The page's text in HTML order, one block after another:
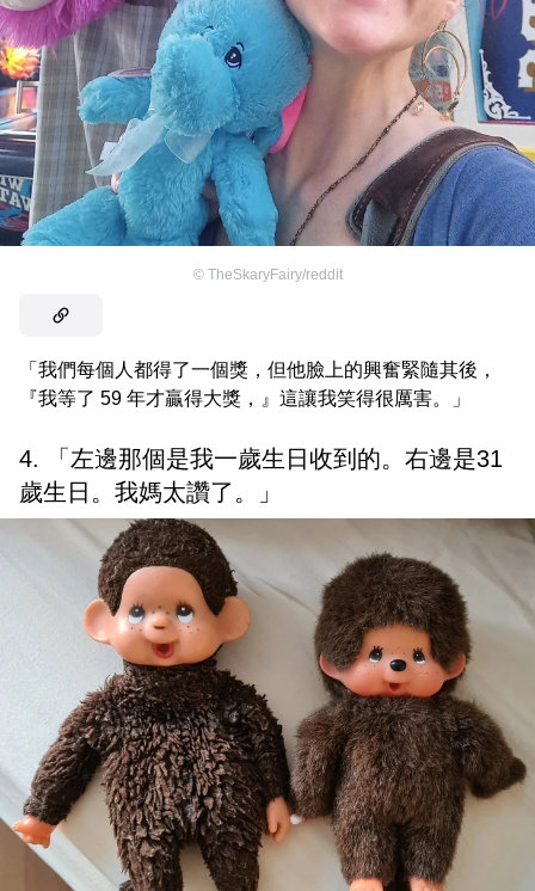
© TheSkaryFairy/reddit
「我們每個人都得了一個獎，但他臉上的興奮緊隨其後，
『我等了 59 年才贏得大獎，』這讓我笑得很厲害。」
4. 「左邊那個是我一歲生日收到的。右邊是31
歲生日。我媽太讚了。」